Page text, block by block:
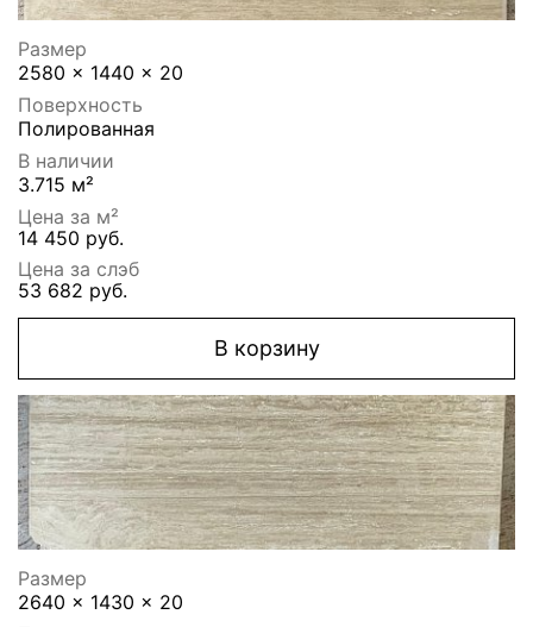
Размер
2580 x 1440 x 20
Поверхность
Полированная
В наличии
3.715 м²
Цена за м²
14 450 руб.
Цена за слэб
53 682 руб.
В корзину
Размер
2640 x 1430 x 20